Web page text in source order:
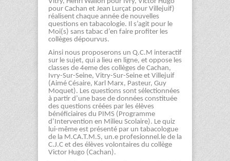
pour Cachan et Jean Lurçat pour Villejuif)
réalisent chaque année de nouvelles
questions en tabacologie. Il s’agit pour le
Moi(s) sans tabac d’en faire profiter les
collèges dépourvus.
Ainsi nous proposerons un Q.C.M interactif
sur le sujet, qui a lieu en ligne, et oppose les
classes de 4eme des collèges de Cachan,
Ivry-Sur-Seine, Vitry-Sur-Seine et Villejuif
(Aimé Césaire, Karl Marx, Pasteur, Guy
Moquet). Les questions sont sélectionnées
à partir d’une base de données constituée
des questions créées par les élèves
bénéficiaires du PIMS (Programme
d’Intervention en Milieu Scolaire). Le quiz
lui-même est présenté par un tabacologue
de la M.CA.T.M.S, un.e profesionnel.le de la
C.J.C et des élèves volontaires du collège
Victor Hugo (Cachan).